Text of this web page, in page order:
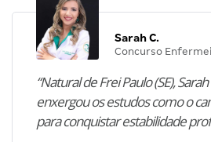
Sarah C.
Concurso
“Natural de Frei Paulo (SE),
enxergou os estudos como o
para conquistar estabilidade